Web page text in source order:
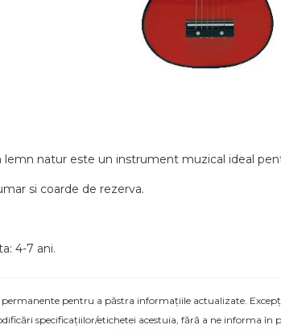
lemn natur este un instrument muzical ideal
si coarde de rezerva.
4-7 ani.
permanente pentru a păstra informațiile actualizate.
specificațiilor/etichetei acestuia, fără a ne informa